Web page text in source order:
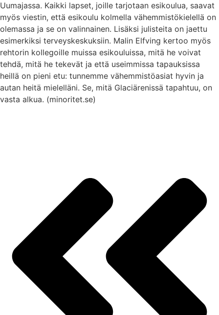
Uumajassa. Kaikki lapset, joille tarjotaan esikoulua, saavat
myös viestin, että esikoulu kolmella vähemmistökielellä on
olemassa ja se on valinnainen. Lisäksi julisteita on jaettu
esimerkiksi terveyskeskuksiin. Malin Elfving kertoo myös
rehtorin kollegoille muissa esikouluissa, mitä he voivat
tehdä, mitä he tekevät ja että useimmissa tapauksissa
heillä on pieni etu: tunnemme vähemmistöasiat hyvin ja
autan heitä mielelläni. Se, mitä Glaciärenissä tapahtuu, on
vasta alkua. (minoritet.se)